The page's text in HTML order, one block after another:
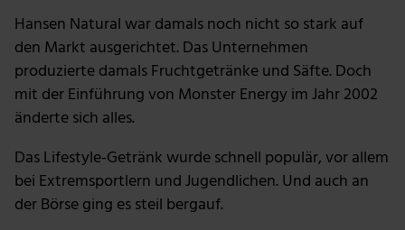
Hansen Natural war damals noch nicht so stark auf
den Markt ausgerichtet. Das Unternehmen
produzierte damals Fruchtgetränke und Säfte. Doch
mit der Einführung von Monster Energy im Jahr 2002
änderte sich alles.
Das Lifestyle-Getränk wurde schnell populär, vor allem
bei Extremsportlern und Jugendlichen. Und auch an
der Börse ging es steil bergauf.